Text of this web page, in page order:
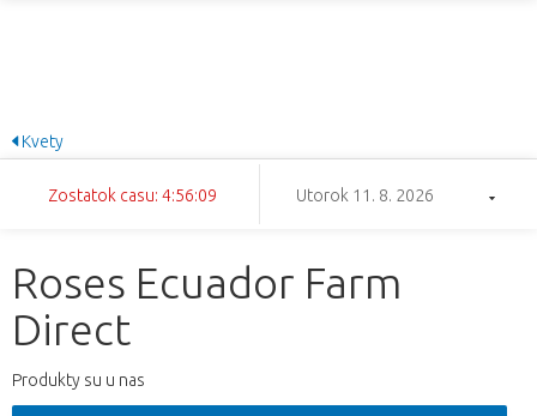
Kvety
Zostatok casu: 4:56:08 Utorok 11. 8. 2026
Roses Ecuador Farm
Direct
Produkty su u nas